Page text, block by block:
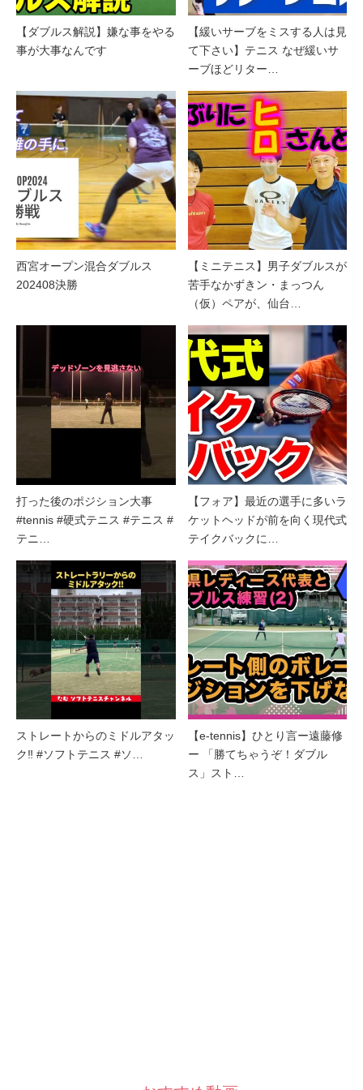
【ダブルス解説】嫌な事をやる
事が大事なんです
【緩いサーブをミスする人は見
て下さい】テニス なぜ緩いサ
ーブほどリター…
西宮オープン混合ダブルス
202408決勝
【ミニテニス】男子ダブルスが
苦手なかずきン・まっつん
（仮）ペアが、仙台…
打った後のポジション大事
#tennis #硬式テニス #テニス #
テニ…
【フォア】最近の選手に多いラ
ケットヘッドが前を向く現代式
テイクバックに…
ストレートからのミドルアタッ
ク‼︎ #ソフトテニス #ソ…
【e-tennis】ひとり言ー遠藤修
ー 「勝てちゃうぞ！ダブル
ス」スト…